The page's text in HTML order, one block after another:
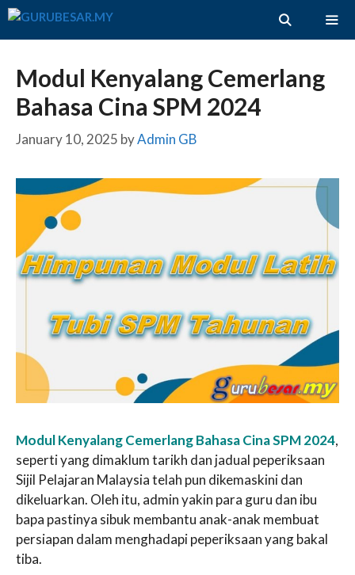
Skip
Modul Kenyalang Cemerlang
Bahasa Cina SPM 2024
January 10, 2025 byAdmin GB
Modul Kenyalang Cemerlang Bahasa Cina SPM 2024,
seperti yang dimaklum tarikh dan jadual peperiksaan
Sijil Pelajaran Malaysia telah pun dikemaskini dan
dikeluarkan. Oleh itu, admin yakin para guru dan ibu
bapa pastinya sibuk membantu anak-anak membuat
persiapan dalam menghadapi peperiksaan yang bakal
tiba.